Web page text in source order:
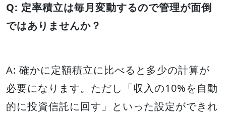
Q: 定率積立は毎月変動するので管理が面倒
ではありませんか？
A: 確かに定額積立に比べると多少の計算が
必要になります。ただし「収入の10%を自動
的に投資信託に回す」といった設定ができれ